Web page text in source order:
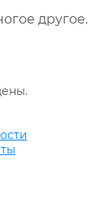
другое.